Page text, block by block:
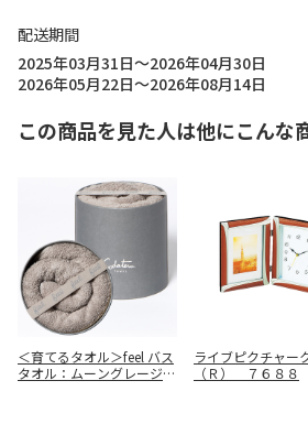
配送期間
2025年03月31日～2026年04月30日
2026年05月22日～2026年08月14日
この商品を見た人は他にこんな
＜育てるタオル＞feel バス
タオル：ムーングレージュ
ライブピクチャー
（Ｒ） ７６８８